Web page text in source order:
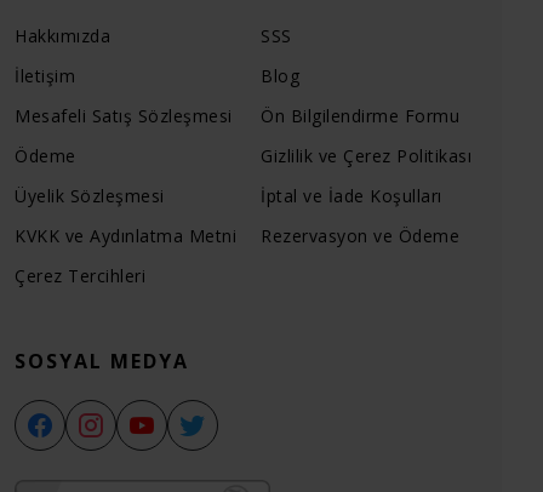
Hakkımızda
SSS
İletişim
Blog
Mesafeli Satış Sözleşmesi
Ön Bilgilendirme Formu
Ödeme
Gizlilik ve Çerez Politikası
Üyelik Sözleşmesi
İptal ve İade Koşulları
KVKK ve Aydınlatma Metni
Rezervasyon ve Ödeme
Çerez Tercihleri
SOSYAL MEDYA